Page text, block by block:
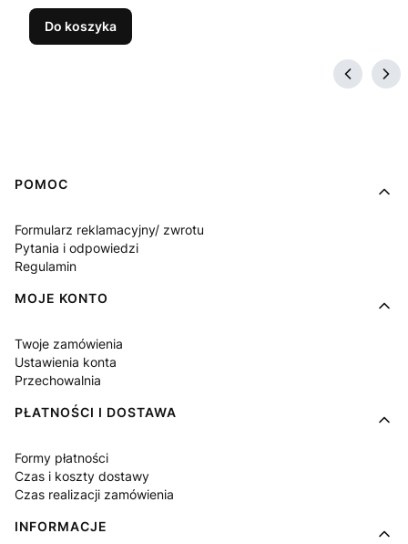
Do koszyka
Linki w stopce
POMOC
Formularz reklamacyjny/ zwrotu
Pytania i odpowiedzi
Regulamin
MOJE KONTO
Twoje zamówienia
Ustawienia konta
Przechowalnia
PŁATNOŚCI I DOSTAWA
Formy płatności
Czas i koszty dostawy
Czas realizacji zamówienia
INFORMACJE